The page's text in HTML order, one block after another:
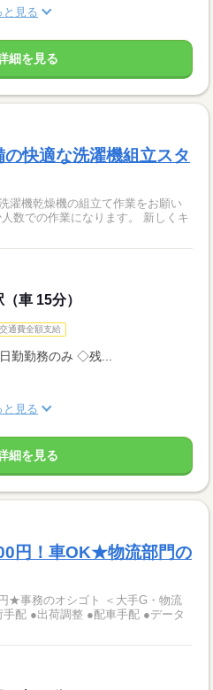
と見る
細を見る
の快適な洗濯機組立スタ
濯機乾燥機の組立て作業をお願い
数での作業になります。 新しくキ
車 15分）
交通費全額支給
勤務のみ ◇残...
と見る
細を見る
円！車OK★物流部門の
★事務のオシゴト ＜大手G・物流
配 ●出荷調整 ●配車手配 ●データ